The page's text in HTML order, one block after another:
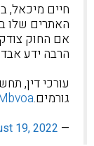
חיים מיכאל,
האתרים שלו
אם החוק
הרבה ידע אבד
עורכי דין,
גורמים.
— Jonathan Klinger (@jonklinger)
19, 2022